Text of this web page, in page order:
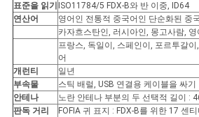
표준을 읽기
ISO11784/5 FDX-B와 반 이중, ID64
연산어
영어인 전통적 중국어인 단순화된 중
카자흐스탄인, 러시아인, 몽고사람, 영
프랑스, 독일이, 스페인이, 포르투갈
어
개런티
일년
부속물
스틱 배럴, USB 연결용 케이블을 싸기
안테나
노란 안테나 부분의 두 선택적 길이 :
판독 거리
FOFIA 귀 표지 : FDX-B를 위한 17 센